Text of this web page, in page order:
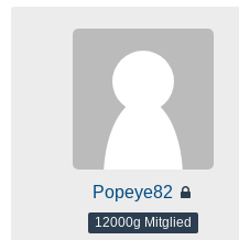
Popeye82
12000g Mitglied